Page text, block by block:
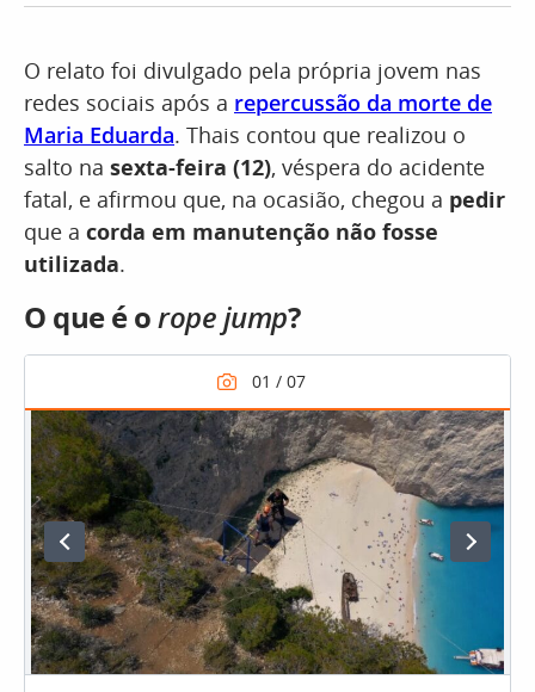
O relato foi divulgado pela própria jovem nas
redes sociais após a repercussão da morte de
Maria Eduarda. Thais contou que realizou o
salto na sexta-feira (12), véspera do acidente
fatal, e afirmou que, na ocasião, chegou a pedir
que a corda em manutenção não fosse
utilizada.
O que é orope jump?